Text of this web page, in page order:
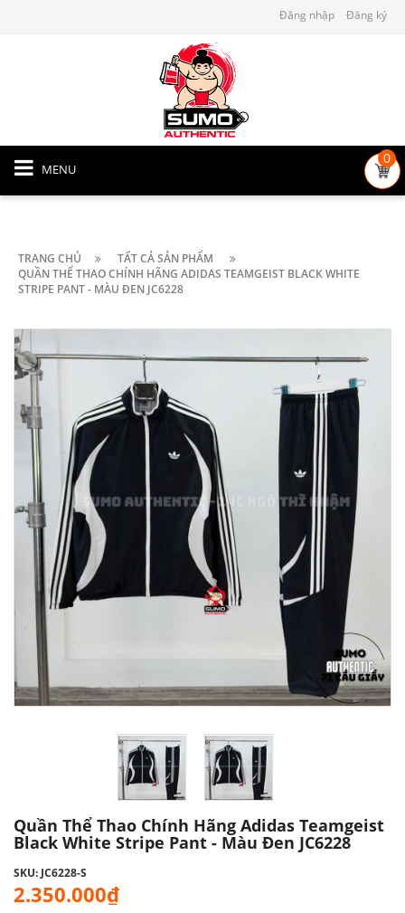
Đăng nhập Đăng ký
MENU
0
TRANG CHỦ
TẤT CẢ SẢN PHẨM
QUẦN THỂ THAO CHÍNH HÃNG ADIDAS TEAMGEIST BLACK WHITE
STRIPE PANT - MÀU ĐEN JC6228
Quần Thể Thao Chính Hãng Adidas Teamgeist
Black White Stripe Pant - Màu Đen JC6228
SKU: JC6228-S
2.350.000₫